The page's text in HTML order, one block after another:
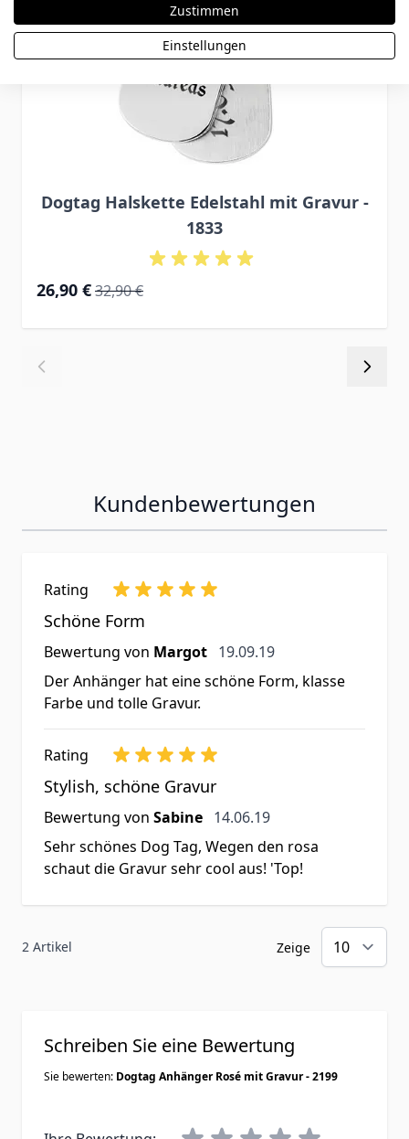
Dogtag Halskette Edelstahl mit Gravur -
1833
Special Price
26,90 € Regular Price
32,90 €
Kundenbewertungen
Rating
Schöne Form
Bewertung von Margot 19. September 2019
19.09.19
Der Anhänger hat eine schöne Form, klasse
Farbe und tolle Gravur.
Rating
Stylish, schöne Gravur
Bewertung von Sabine 14. Juni 2019
14.06.19
Sehr schönes Dog Tag, Wegen den rosa
schaut die Gravur sehr cool aus! 'Top!
2 Artikel Zeige
Schreiben Sie eine Bewertung
Sie bewerten: Dogtag Anhänger Rosé mit Gravur - 2199
Zustimmen
Einstellungen